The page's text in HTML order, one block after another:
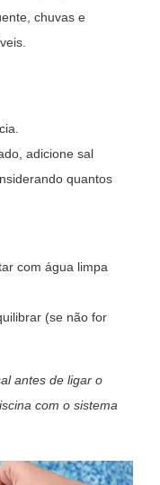
chuvas e
adicione sal
quantos
com água limpa
(se não for
antes de ligar o
com o sistema